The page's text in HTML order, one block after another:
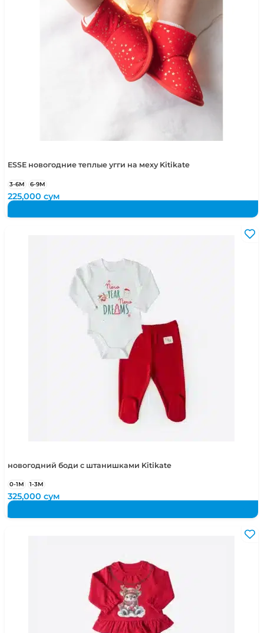
ESSE новогодние теплые угги на меху Kitikate
3-6М 6-9М
225,000сум
новогодний боди с штанишками Kitikate
0-1М 1-3М
325,000сум